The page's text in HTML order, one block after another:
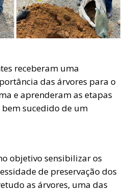
receberam uma
das árvores para o
e aprenderam as etapas
sucedido de um
objetivo sensibilizar os
de preservação dos
as árvores, uma das